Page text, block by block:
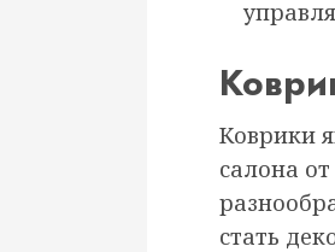
Коврики
салона
стать